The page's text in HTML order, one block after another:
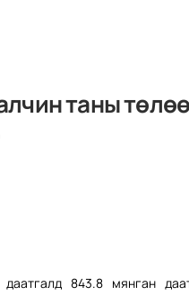
таны
843.8 мянган